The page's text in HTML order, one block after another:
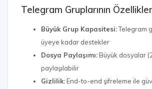
Telegram Gruplarının
Büyük Grup Kapasitesi:Telegram
üyeye kadar destekler
Dosya Paylaşımı: Büyük dosyalar
paylaşılabilir
Gizlilik: End-to-end şifreleme ile